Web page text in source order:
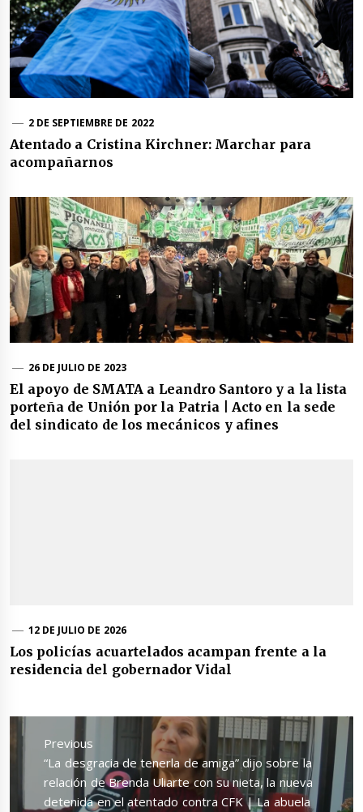
2 DE SEPTIEMBRE DE 2022
Atentado a Cristina Kirchner: Marchar para
acompañarnos
26 DE JULIO DE 2023
El apoyo de SMATA a Leandro Santoro y a la lista
porteña de Unión por la Patria | Acto en la sede
del sindicato de los mecánicos y afines
12 DE JULIO DE 2026
Los policías acuartelados acampan frente a la
residencia del gobernador Vidal
Navegación
de
entradas
Previous
Previous
post:
“La desgracia de tenerla de amiga” dijo sobre la
relación de Brenda Uliarte con su nieta, la nueva
detenida en el atentado contra CFK | La abuela